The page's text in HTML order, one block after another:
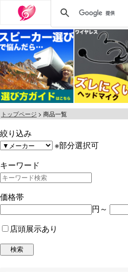
トップページ 商品一覧
絞り込み
※部分選択可
キーワード
価格帯
円～
店頭展示あり